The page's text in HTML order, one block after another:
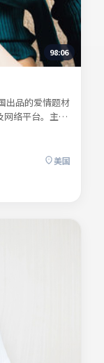
98:06
出品的爱情题材
网络平台。主演
在本站免费高
美国